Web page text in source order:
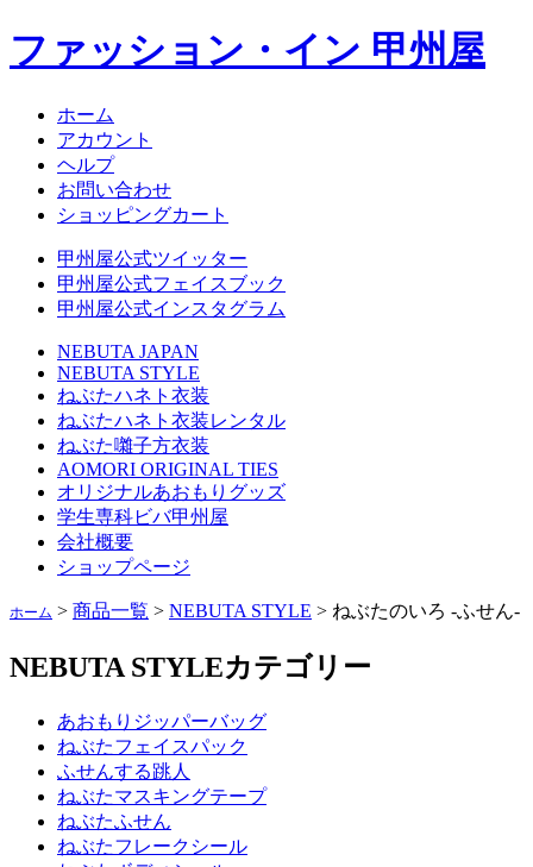
ファッション・イン 甲州屋
ホーム
アカウント
ヘルプ
お問い合わせ
ショッピングカート
甲州屋公式ツイッター
甲州屋公式フェイスブック
甲州屋公式インスタグラム
NEBUTA JAPAN
NEBUTA STYLE
ねぶたハネト衣装
ねぶたハネト衣装レンタル
ねぶた囃子方衣装
AOMORI ORIGINAL TIES
オリジナルあおもりグッズ
学生専科ビバ甲州屋
会社概要
ショップページ
ホーム > 商品一覧 > NEBUTA STYLE > ねぶたのいろ -ふせん-
NEBUTA STYLEカテゴリー
あおもりジッパーバッグ
ねぶたフェイスパック
ふせんする跳人
ねぶたマスキングテープ
ねぶたふせん
ねぶたフレークシール